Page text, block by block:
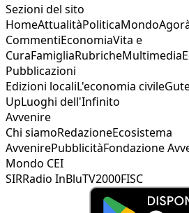
Sezioni del sito
HomeAttualitàPoliticaMondo
CommentiEconomiaVita e
CuraFamigliaRubricheMultimedia
Pubblicazioni
Edizioni localiL'economia civile
UpLuoghi dell'Infinito
Avvenire
Chi siamoRedazioneEcosistema
AvvenirePubblicitàFondazione
Mondo CEI
SIRRadio InBluTV2000FISC